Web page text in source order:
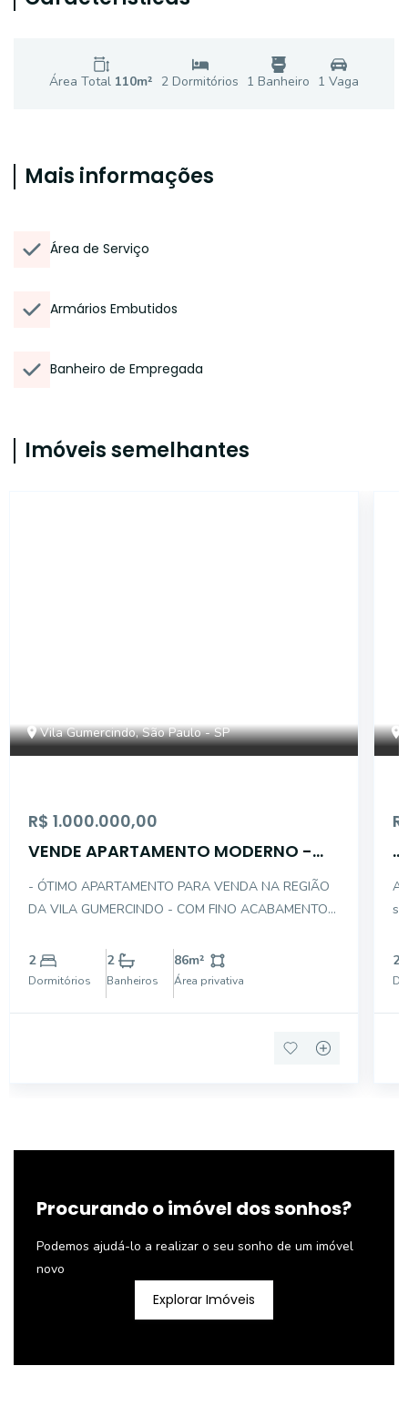
Área Total 110m² 2 Dormitórios 1 Banheiro 1 Vaga
Mais informações
Área de Serviço
Armários Embutidos
Banheiro de Empregada
Imóveis semelhantes
Vila Gumercindo, São Paulo - SP
R$ 1.000.000,00
VENDE APARTAMENTO MODERNO -
VILA GUMERCINDO
- ÓTIMO APARTAMENTO PARA VENDA NA REGIÃO
DA VILA GUMERCINDO - COM FINO ACABAMENTO E
GARAGEM - DESCRIÇÃO INTERNA DO IMÓVEL: . 02
DORMITÓRIOS . 01 SUÍTE . 01 BANHEIRO SOCIAL .
SALA 03 AMBIENTES . VARANDA .
2
Dormitórios
2
Banheiros
86m²
Área privativa
...
2
Procurando o imóvel dos sonhos?
Podemos ajudá-lo a realizar o seu sonho de um imóvel
novo
Explorar Imóveis